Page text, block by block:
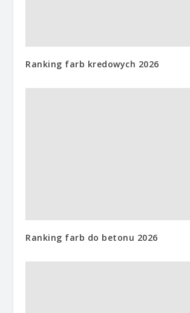
Ranking farb kredowych 2026
Ranking farb do betonu 2026